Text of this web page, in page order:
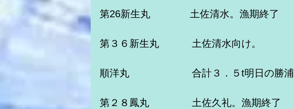
第26新生丸　　　　土佐清水。漁期終了
第３６新生丸　　　 土佐清水向け。
順洋丸　　　　　 　合計３．５t明日の勝浦
第２８鳳丸　　　　 土佐久礼。漁期終了